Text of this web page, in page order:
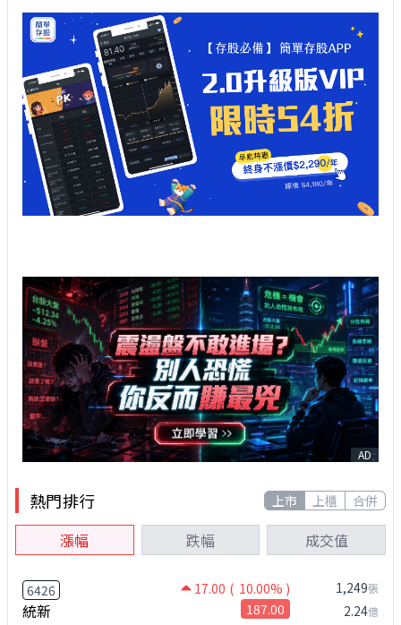
AD
熱門排行 上市 上櫃 合併
漲幅 跌幅 成交值
6426 17.00 ( 10.00% )
統新 187.00
1,249張
2.24億